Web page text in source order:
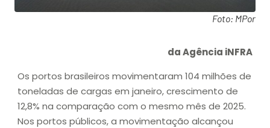
Foto: MPor
da Agência iNFRA
Os portos brasileiros movimentaram 104 milhões de
toneladas de cargas em janeiro, crescimento de
12,8% na comparação com o mesmo mês de 2025.
Nos portos públicos, a movimentação alcançou